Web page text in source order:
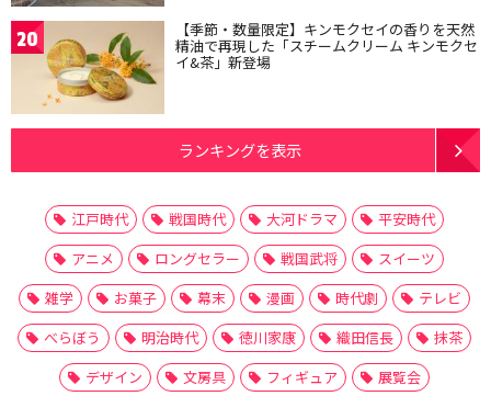
20 【季節・数量限定】キンモクセイの香りを天然
精油で再現した「スチームクリーム キンモクセ
イ&茶」新登場
ランキングを表示
江戸時代 戦国時代 大河ドラマ
平安時代
アニメ
ロングセラー 戦国武将
スイーツ
雑学
お菓子 幕末 漫画 時代劇
テレビ
べらぼう
明治時代 徳川家康 織田信長
抹茶
デザイン
文房具 フィギュア
展覧会